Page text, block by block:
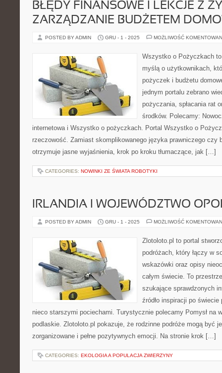
BŁĘDY FINANSOWE I LEKCJE Z
ZARZĄDZANIE BUDŻETEM
POSTED BY ADMIN GRU - 1 - 2025 MOŻLIWOŚĆ
Wszystko o Pożyczkach
myślą o użytkownikach,
pożyczek i budżetu
jednym portalu zebrano
pożyczania, spłacania rat
środków. Polecamy:
internetowa i Wszystko o pożyczkach. Portal Wszystko o
rzeczowość. Zamiast skomplikowanego języka prawniczego czy
otrzymuje jasne wyjaśnienia, krok po kroku tłumaczące, jak […]
CATEGORIES: NOWINKI ZE ŚWIATA ROBOTYKI
IRLANDIA I WOJEWÓDZTWO
POSTED BY ADMIN GRU - 1 - 2025 MOŻLIWOŚĆ
Zlotoloto.pl to portal
podróżach, który łączy w
wskazówki oraz opisy
całym świecie. To
szukające sprawdzonych
źródło inspiracji po
nieco starszymi pociechami. Turystycznie polecamy Pomysł na
podlaskie. Zlotoloto.pl pokazuje, że rodzinne podróże mogą być
zorganizowane i pełne pozytywnych emocji. Na stronie krok […]
CATEGORIES: EKOLOGIA A POPULACJA ZWIERZYNY